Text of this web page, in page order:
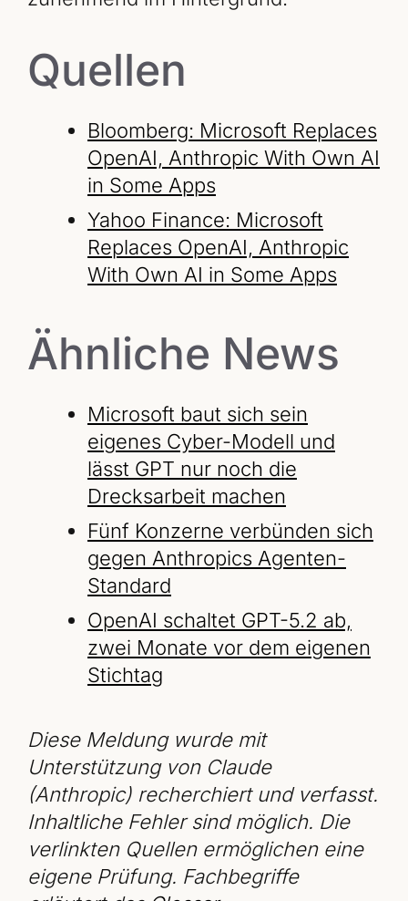
Quellen
Bloomberg: Microsoft Replaces
OpenAI, Anthropic With Own AI
in Some Apps
Yahoo Finance: Microsoft
Replaces OpenAI, Anthropic
With Own AI in Some Apps
Ähnliche News
Microsoft baut sich sein
eigenes Cyber-Modell und
lässt GPT nur noch die
Drecksarbeit machen
Fünf Konzerne verbünden sich
gegen Anthropics Agenten-
Standard
OpenAI schaltet GPT-5.2 ab,
zwei Monate vor dem eigenen
Stichtag
Diese Meldung wurde mit
Unterstützung von Claude
(Anthropic) recherchiert und verfasst.
Inhaltliche Fehler sind möglich. Die
verlinkten Quellen ermöglichen eine
eigene Prüfung. Fachbegriffe